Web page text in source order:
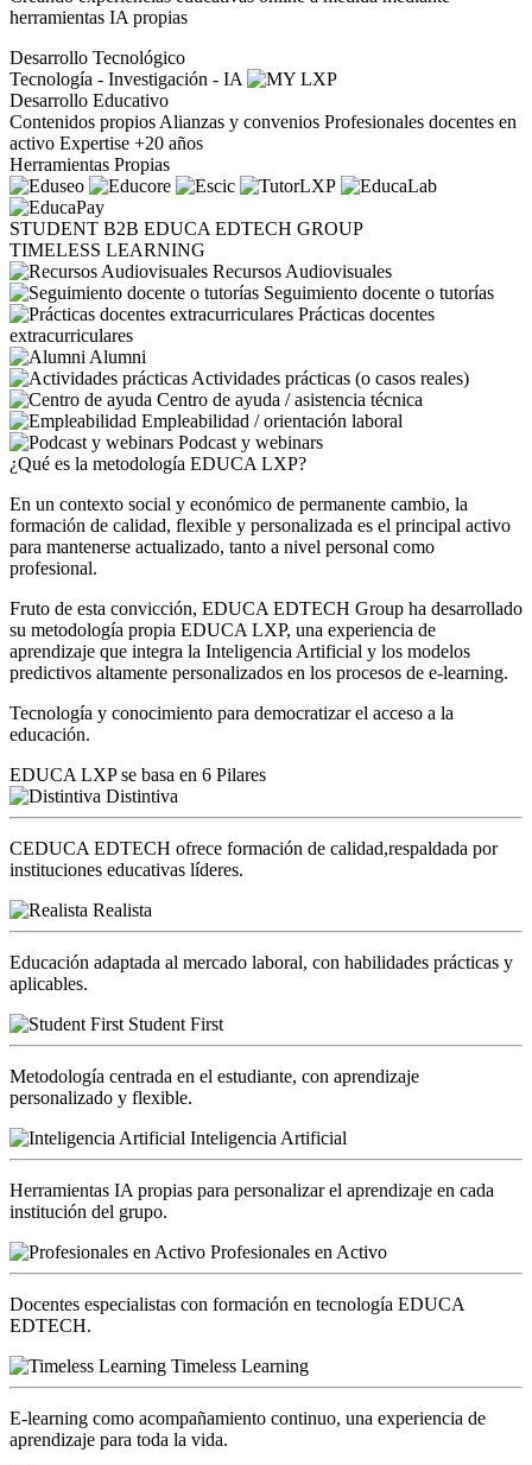
herramientas IA propias
Desarrollo Tecnológico
Tecnología - Investigación - IA
Desarrollo Educativo
Contenidos propios Alianzas y convenios Profesionales docentes en
activo Expertise +20 años
Herramientas Propias
STUDENT B2B EDUCA EDTECH GROUP
TIMELESS LEARNING
Recursos Audiovisuales
Seguimiento docente o tutorías
Prácticas docentes
extracurriculares
Alumni
Actividades prácticas (o casos reales)
Centro de ayuda / asistencia técnica
Empleabilidad / orientación laboral
Podcast y webinars
¿Qué es la metodología EDUCA LXP?
En un contexto social y económico de permanente cambio, la
formación de calidad, flexible y personalizada es el principal activo
para mantenerse actualizado, tanto a nivel personal como
profesional.
Fruto de esta convicción, EDUCA EDTECH Group ha desarrollado
su metodología propia EDUCA LXP, una experiencia de
aprendizaje que integra la Inteligencia Artificial y los modelos
predictivos altamente personalizados en los procesos de e-learning.
Tecnología y conocimiento para democratizar el acceso a la
educación.
EDUCA LXP se basa en 6 Pilares
Distintiva
CEDUCA EDTECH ofrece formación de calidad,respaldada por
instituciones educativas líderes.
Realista
Educación adaptada al mercado laboral, con habilidades prácticas y
aplicables.
Student First
Metodología centrada en el estudiante, con aprendizaje
personalizado y flexible.
Inteligencia Artificial
Herramientas IA propias para personalizar el aprendizaje en cada
institución del grupo.
Profesionales en Activo
Docentes especialistas con formación en tecnología EDUCA
EDTECH.
Timeless Learning
E-learning como acompañamiento continuo, una experiencia de
aprendizaje para toda la vida.